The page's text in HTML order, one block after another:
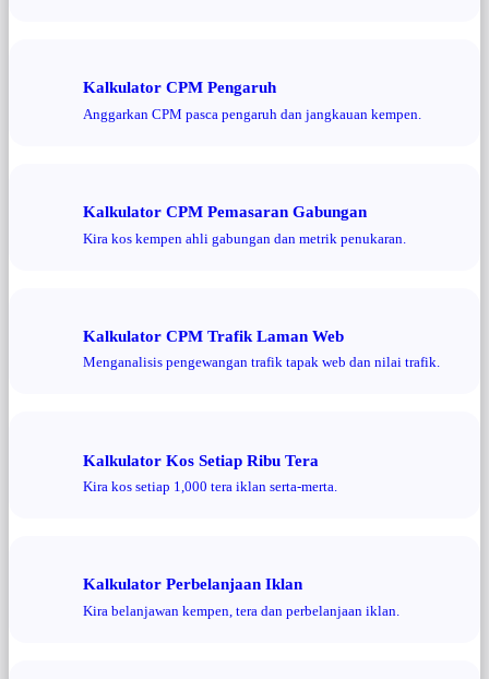
Kalkulator CPM Pengaruh
Anggarkan CPM pasca pengaruh dan jangkauan kempen.
Kalkulator CPM Pemasaran Gabungan
Kira kos kempen ahli gabungan dan metrik penukaran.
Kalkulator CPM Trafik Laman Web
Menganalisis pengewangan trafik tapak web dan nilai trafik.
Kalkulator Kos Setiap Ribu Tera
Kira kos setiap 1,000 tera iklan serta-merta.
Kalkulator Perbelanjaan Iklan
Kira belanjawan kempen, tera dan perbelanjaan iklan.